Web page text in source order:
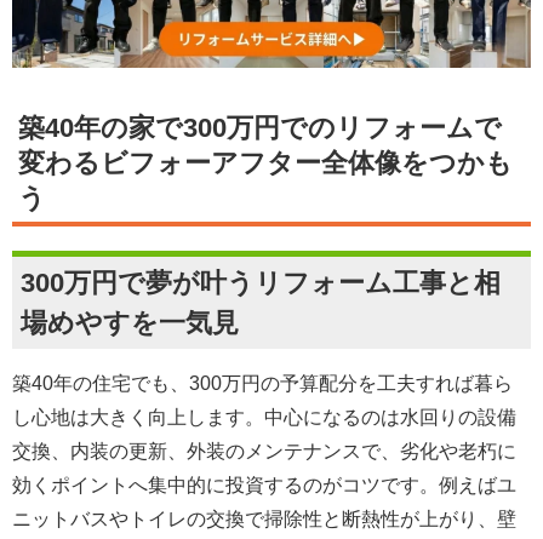
築40年の家で300万円でのリフォームで
変わるビフォーアフター全体像をつかも
う
300万円で夢が叶うリフォーム工事と相
場めやすを一気見
築40年の住宅でも、300万円の予算配分を工夫すれば暮ら
し心地は大きく向上します。中心になるのは水回りの設備
交換、内装の更新、外装のメンテナンスで、劣化や老朽に
効くポイントへ集中的に投資するのがコツです。例えばユ
ニットバスやトイレの交換で掃除性と断熱性が上がり、壁